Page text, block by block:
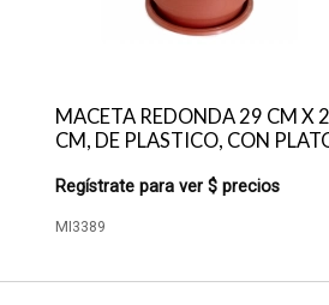
MACETA REDONDA 29 CM X
CM, DE PLASTICO, CON
Regístrate para ver $ precios
MI3389